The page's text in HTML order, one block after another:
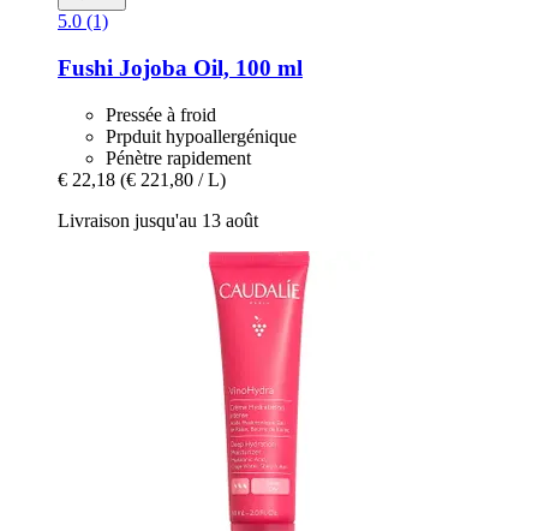
5.0 (1)
Fushi Jojoba Oil, 100 ml
Pressée à froid
Prpduit hypoallergénique
Pénètre rapidement
€ 22,18 (€ 221,80 / L)
Livraison jusqu'au 13 août